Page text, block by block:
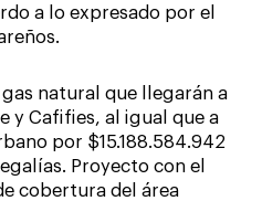
a lo expresado por el
natural que llegarán a
y Cafifies, al igual que a
por $15.188.584.942
Proyecto con el
cobertura del área